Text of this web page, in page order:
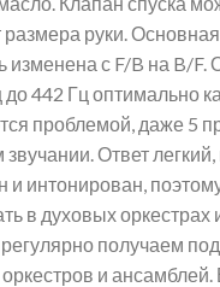
размера руки.
изменена с F/B на B/F.
442 Гц оптимально
проблемой, даже 5
Ответ
и интонирован,
в духовых
получаем
и